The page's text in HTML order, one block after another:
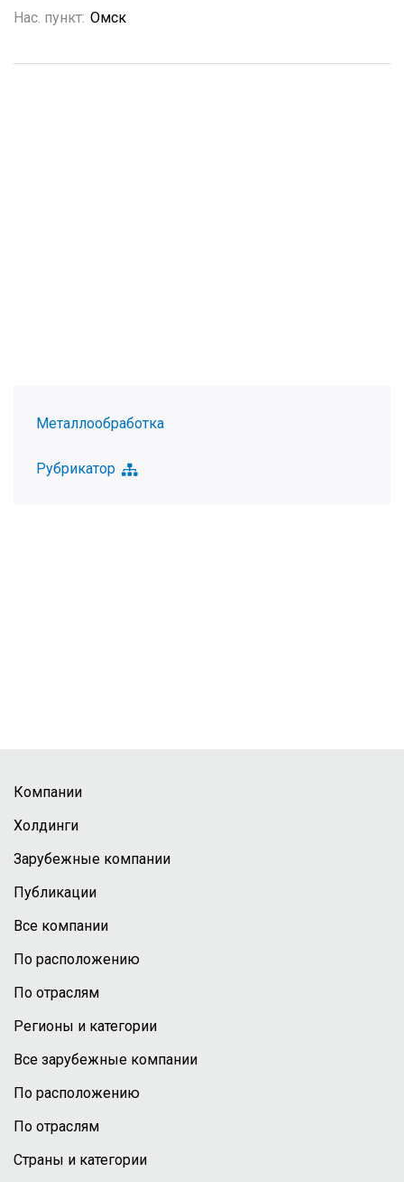
Нас. пункт: Омск
Металлообработка
Рубрикатор
Компании
Холдинги
Зарубежные компании
Публикации
Все компании
По расположению
По отраслям
Регионы и категории
Все зарубежные компании
По расположению
По отраслям
Страны и категории